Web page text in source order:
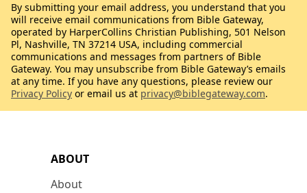
ABOUT
About
By submitting your email address, you understand that you
will receive email communications from Bible Gateway,
operated by HarperCollins Christian Publishing, 501 Nelson
Pl, Nashville, TN 37214 USA, including commercial
communications and messages from partners of Bible
Gateway. You may unsubscribe from Bible Gateway’s emails
at any time. If you have any questions, please review our
Privacy Policy or email us at privacy@biblegateway.com.